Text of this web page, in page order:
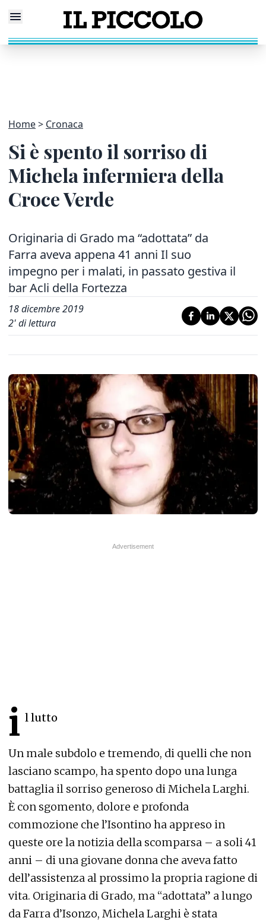
Home Cronaca
Si è spento il sorriso di
Michela infermiera della
Croce Verde
Originaria di Grado ma “adottata” da
Farra aveva appena 41 anni Il suo
impegno per i malati, in passato gestiva il
bar Acli della Fortezza
18 dicembre 2019
2' di lettura
i l lutto
Un male subdolo e tremendo, di quelli che non
lasciano scampo, ha spento dopo una lunga
battaglia il sorriso generoso di Michela Larghi.
È con sgomento, dolore e profonda
commozione che l’Isontino ha appreso in
queste ore la notizia della scomparsa – a soli 41
anni – di una giovane donna che aveva fatto
dell’assistenza al prossimo la propria ragione di
vita. Originaria di Grado, ma “adottata” a lungo
da Farra d’Isonzo, Michela Larghi è stata